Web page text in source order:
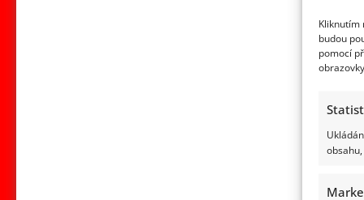
Kliknutím
budou
pomocí